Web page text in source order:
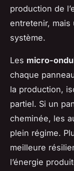
production de
entretenir,
système.
Les micro-
chaque
la production,
partiel. Si un
cheminée, les
plein régime.
meilleure
l’énergie